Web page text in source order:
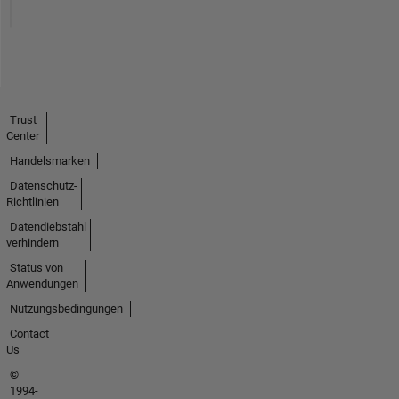
Trust
Center
Handelsmarken
Datenschutz-
Richtlinien
Datendiebstahl
verhindern
Status von
Anwendungen
Nutzungsbedingungen
Contact
Us
©
1994-